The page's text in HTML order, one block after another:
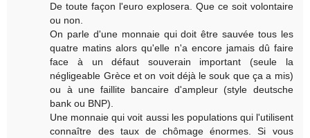
De toute façon l'euro explosera. Que ce soit volontaire
ou non.
On parle d'une monnaie qui doit être sauvée tous les
quatre matins alors qu'elle n'a encore jamais dû faire
face à un défaut souverain important (seule la
négligeable Grèce et on voit déjà le souk que ça a mis)
ou à une faillite bancaire d'ampleur (style deutsche
bank ou BNP).
Une monnaie qui voit aussi les populations qui l'utilisent
connaître des taux de chômage énormes. Si vous